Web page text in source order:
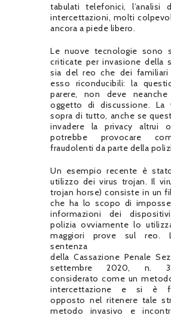
tabulati telefonici, l’analisi
intercettazioni, molti
ancora a piede libero.
Le nuove tecnologie sono
criticate per invasione della
sia del reo che dei
esso riconducibili: la
parere, non deve
oggetto di discussione. La
sopra di tutto, anche se
invadere la privacy altrui
potrebbe provocare
fraudolenti da parte della
Un esempio recente è
utilizzo dei virus trojan. Il
trojan horse) consiste in un
che ha lo scopo di
informazioni dei
polizia ovviamente lo
maggiori prove sul reo.
sentenza
della Cassazione Penale
settembre 2020, n.
considerato come un
intercettazione e si è
opposto nel ritenere tale
metodo invasivo e